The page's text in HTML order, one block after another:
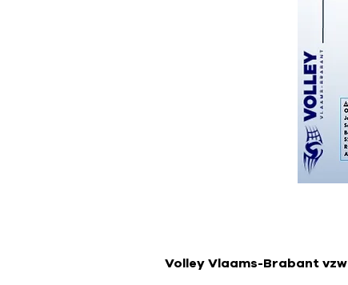
Volley Vlaams-Brabant vzw